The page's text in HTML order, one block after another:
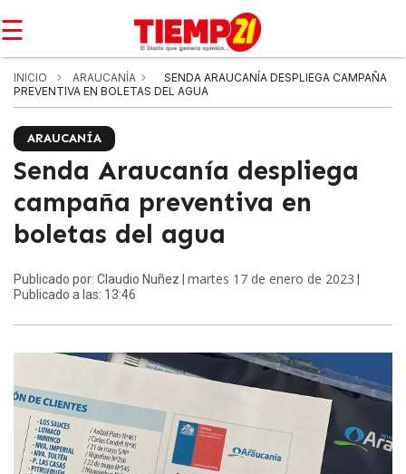
☰
INICIO ARAUCANÍA
SENDA ARAUCANÍA DESPLIEGA CAMPAÑA
PREVENTIVA EN BOLETAS DEL AGUA
ARAUCANÍA
Senda Araucanía despliega
campaña preventiva en
boletas del agua
Publicado por: Claudio Nuñez | martes 17 de enero de 2023
Publicado a las: 13:46